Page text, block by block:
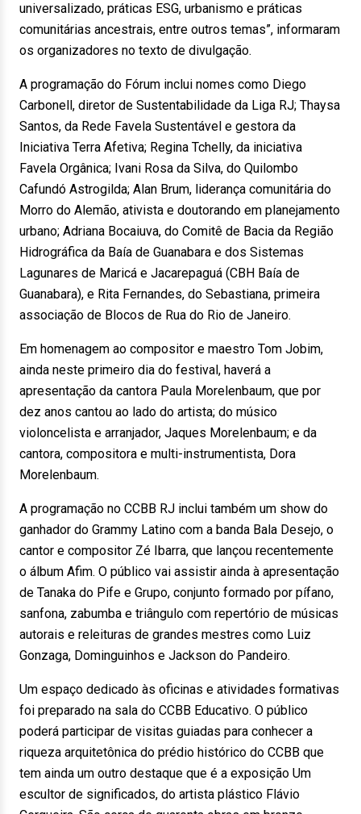
universalizado, práticas ESG, urbanismo e práticas
comunitárias ancestrais, entre outros temas”, informaram
os organizadores no texto de divulgação.
A programação do Fórum inclui nomes como Diego
Carbonell, diretor de Sustentabilidade da Liga RJ; Thaysa
Santos, da Rede Favela Sustentável e gestora da
Iniciativa Terra Afetiva; Regina Tchelly, da iniciativa
Favela Orgânica; Ivani Rosa da Silva, do Quilombo
Cafundó Astrogilda; Alan Brum, liderança comunitária do
Morro do Alemão, ativista e doutorando em planejamento
urbano; Adriana Bocaiuva, do Comitê de Bacia da Região
Hidrográfica da Baía de Guanabara e dos Sistemas
Lagunares de Maricá e Jacarepaguá (CBH Baía de
Guanabara), e Rita Fernandes, do Sebastiana, primeira
associação de Blocos de Rua do Rio de Janeiro.
Em homenagem ao compositor e maestro Tom Jobim,
ainda neste primeiro dia do festival, haverá a
apresentação da cantora Paula Morelenbaum, que por
dez anos cantou ao lado do artista; do músico
violoncelista e arranjador, Jaques Morelenbaum; e da
cantora, compositora e multi-instrumentista, Dora
Morelenbaum.
A programação no CCBB RJ inclui também um show do
ganhador do Grammy Latino com a banda Bala Desejo, o
cantor e compositor Zé Ibarra, que lançou recentemente
o álbum Afim. O público vai assistir ainda à apresentação
de Tanaka do Pife e Grupo, conjunto formado por pífano,
sanfona, zabumba e triângulo com repertório de músicas
autorais e releituras de grandes mestres como Luiz
Gonzaga, Dominguinhos e Jackson do Pandeiro.
Um espaço dedicado às oficinas e atividades formativas
foi preparado na sala do CCBB Educativo. O público
poderá participar de visitas guiadas para conhecer a
riqueza arquitetônica do prédio histórico do CCBB que
tem ainda um outro destaque que é a exposição Um
escultor de significados, do artista plástico Flávio